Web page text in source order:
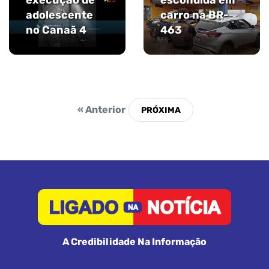
adolescente
no Canaã 4
carro na BR-
463
« Anterior
A Credibilidade Na Informação